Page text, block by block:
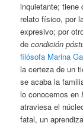
inquietante; tiene
relato físico, por
expresivo; por
decondición
filósofa Marina
la certeza de un
se acaba la
lo conocemos en
atraviesa el
fatal, un